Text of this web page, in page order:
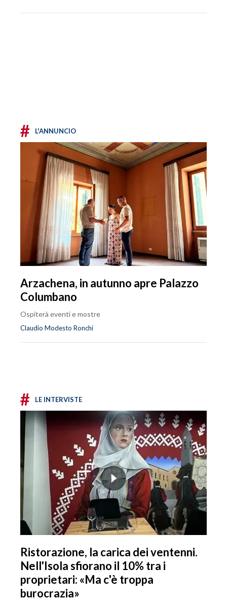
# L'ANNUNCIO
Arzachena, in autunno apre Palazzo
Columbano
Ospiterà eventi e mostre
Claudio Modesto Ronchi
# LE INTERVISTE
Ristorazione, la carica dei ventenni.
Nell'Isola sfiorano il 10% tra i
proprietari: «Ma c'è troppa
burocrazia»